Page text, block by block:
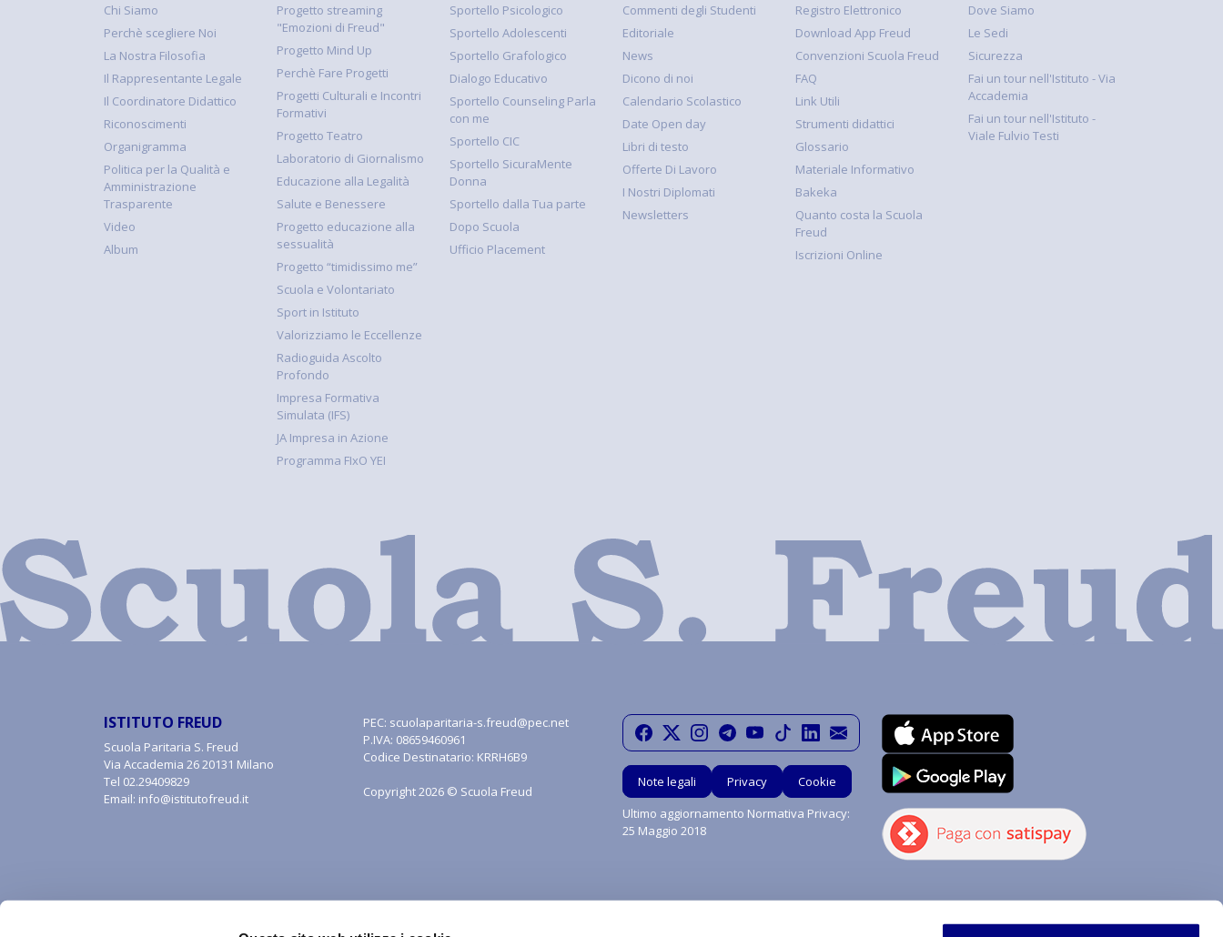
Chi Siamo
Perchè scegliere Noi
La Nostra Filosofia
Il Rappresentante Legale
Il Coordinatore Didattico
Riconoscimenti
Organigramma
Politica per la Qualità e
Amministrazione
Trasparente
Video
Album
Progetto streaming
"Emozioni di Freud"
Progetto Mind Up
Perchè Fare Progetti
Progetti Culturali e Incontri
Formativi
Progetto Teatro
Laboratorio di Giornalismo
Educazione alla Legalità
Salute e Benessere
Progetto educazione alla
sessualità
Progetto “timidissimo me”
Scuola e Volontariato
Sport in Istituto
Valorizziamo le Eccellenze
Radioguida Ascolto
Profondo
Impresa Formativa
Simulata (IFS)
JA Impresa in Azione
Programma FIxO YEI
Sportello Psicologico
Sportello Adolescenti
Sportello Grafologico
Dialogo Educativo
Sportello Counseling Parla
con me
Sportello CIC
Sportello SicuraMente
Donna
Sportello dalla Tua parte
Dopo Scuola
Ufficio Placement
Commenti degli Studenti
Editoriale
News
Dicono di noi
Calendario Scolastico
Date Open day
Libri di testo
Offerte Di Lavoro
I Nostri Diplomati
Newsletters
Registro Elettronico
Download App Freud
Convenzioni Scuola Freud
FAQ
Link Utili
Strumenti didattici
Glossario
Materiale Informativo
Bakeka
Quanto costa la Scuola
Freud
Iscrizioni Online
Dove Siamo
Le Sedi
Sicurezza
Fai un tour nell'Istituto - Via
Accademia
Fai un tour nell'Istituto -
Viale Fulvio Testi
ISTITUTO FREUD
Scuola Paritaria S. Freud
Via Accademia 26 20131 Milano
Tel 02.29409829
Email: info@istitutofreud.it
PEC: scuolaparitaria-s.freud@pec.net
P.IVA: 08659460961
Codice Destinatario: KRRH6B9
Copyright 2026 © Scuola Freud
Note legali Privacy
Cookie
Ultimo aggiornamento Normativa Privacy:
25 Maggio 2018